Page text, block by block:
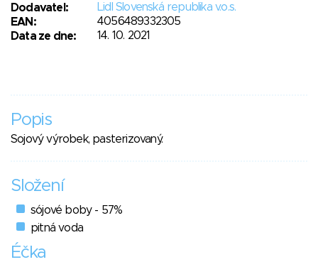
Dodavatel:
Lidl Slovenská republika v.o.s.
EAN:
4056489332305
Data ze dne:
14. 10. 2021
Popis
Sojový výrobek, pasterizovaný.
Složení
sójové boby - 57%
pitná voda
Éčka